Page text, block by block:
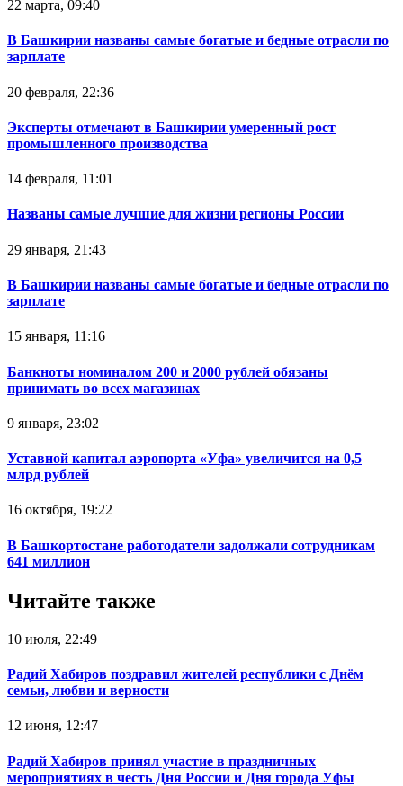
22 марта, 09:40
В Башкирии названы самые богатые и бедные отрасли по
зарплате
20 февраля, 22:36
Эксперты отмечают в Башкирии умеренный рост
промышленного производства
14 февраля, 11:01
Названы самые лучшие для жизни регионы России
29 января, 21:43
В Башкирии названы самые богатые и бедные отрасли по
зарплате
15 января, 11:16
Банкноты номиналом 200 и 2000 рублей обязаны
принимать во всех магазинах
9 января, 23:02
Уставной капитал аэропорта «Уфа» увеличится на 0,5
млрд рублей
16 октября, 19:22
В Башкортостане работодатели задолжали сотрудникам
641 миллион
Читайте также
10 июля, 22:49
Радий Хабиров поздравил жителей республики с Днём
семьи, любви и верности
12 июня, 12:47
Радий Хабиров принял участие в праздничных
мероприятиях в честь Дня России и Дня города Уфы